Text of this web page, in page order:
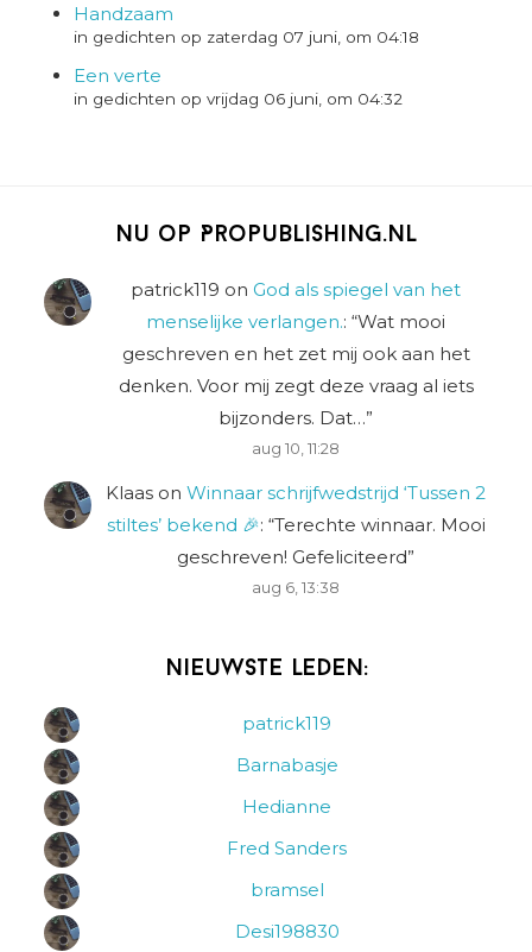
Handzaam
in gedichten op zaterdag 07 juni, om 04:18
Een verte
in gedichten op vrijdag 06 juni, om 04:32
Nu op Propublishing.nl
patrick119 on God als spiegel van het
menselijke verlangen.: “Wat mooi
geschreven en het zet mij ook aan het
denken. Voor mij zegt deze vraag al iets
bijzonders. Dat…”
aug 10, 11:28
Klaas on Winnaar schrijfwedstrijd ‘Tussen 2
stiltes’ bekend 🎉: “Terechte winnaar. Mooi
geschreven! Gefeliciteerd”
aug 6, 13:38
Nieuwste leden:
patrick119
Barnabasje
Hedianne
Fred Sanders
bramsel
Desi198830